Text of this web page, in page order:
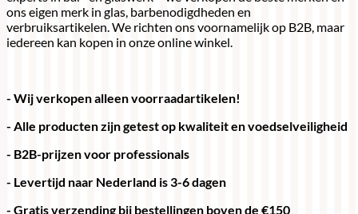
ons eigen merk in glas, barbenodigdheden en
verbruiksartikelen. We richten ons voornamelijk op B2B, maar
iedereen kan kopen in onze online winkel.
- Wij verkopen alleen voorraadartikelen!
- Alle producten zijn getest op kwaliteit en voedselveiligheid
- B2B-prijzen voor professionals
- Levertijd naar Nederland is 3-6 dagen
- Gratis verzending bij bestellingen boven de €150